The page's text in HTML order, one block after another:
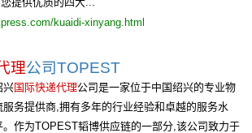
kuaidi-xinyang.html
理公司TOPEST
兴国际快递代理公司是一家位于中国绍兴的专业物
服务提供商,拥有多年的行业经验和卓越的服务水
。作为TOPEST韬博供应链的一部分,该公司致力于